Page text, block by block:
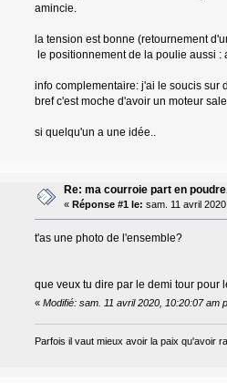
amincie.
la tension est bonne (retournement
le positionnement de la poulie aussi
info complementaire: j'ai le soucis sur
bref c'est moche d'avoir un moteur
si quelqu'un a une idée..
Re: ma courroie part en
« Réponse #1 le: sam. 11 avril
t'as une photo de l'ensemble?
que veux tu dire par le demi tour pour
« Modifié: sam. 11 avril 2020, 10:20:07 am
Parfois il vaut mieux avoir la paix qu'avoir